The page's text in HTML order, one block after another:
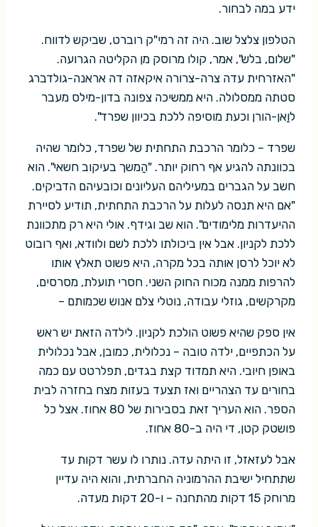
ידע במה לבחור.
הטלפון צלצל שוב. היה זה רמי"ק רוברט, שביקש לדווח.
"שלום, בלש", אמר, קולו מרוסק מן הקליטה הגרועה.
"האזרחית עדה צרה-צרורה איקאזה דה אראנה-גולדברג
סטתה ממסלולה. היא ממשיכה צפונה בדון-מילס מעבר
לוַאן-הורן וכעת מוסיפה ללכת בכיוון שפרד".
שפרד – כלומר הרכבת התחתית של שפרד, כלומר שהיה
בכוונתה להגיע אף רחוק יותר. "הַמשך בעיקוב חשאי". הוא
חשב על הגברים במעיליהם העליונים וכובעיהם הדביקים.
"אם היא תנסה לעלות על הרכבת התחתית, תודיע לסיירת
ההיעדרות מלימודים". הוא שב וגידף. אולי היא רק מתכוונת
ללכת לקניון. אבל אין ביכולתו ללכת לשם ולוודא, ואף רובוט
לא יוכל לרסן אותה בכל מקרה, היא פשוט תאלץ אותו
להרפות ממנה מכוח החוק השני. חסרי תועלת, מסרסים,
מקרקשים, גוזלי עבודה, נוטלי צלם אנוש שכמותם –
אין ספק שהיא פשוט הולכת לקניון. לילדה הזאת יש ראש
על הכתפיים, ילדה טובה – נכלולית, כמובן, אבל נכלולית
באופן חיובי. היא תמדוד קצת בגדים, תפלרטט עם כמה
בחורים עד הצהריים ואז תצעד בעזות מצח בחזרה לבית
הספר. הוא העריך זאת בסבירות של 80 אחוז. אצל כל
פושטק קטן, די היה ב-80 אחוז.
אבל לעזאזל, זו היתה עדה. נותרו לו עשר דקות עד
שתתחיל ישיבת ההרמוניה החברתית, והוא היה עדיין
מרוחק 15 דקות מהתחנה – ו-20 דקות מעדה.